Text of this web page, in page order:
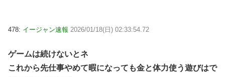
478: イージャン速報 2026/01/18(日) 02:33:54.72
ゲームは続けないとネ
これから先仕事やめて暇になっても金と体力使う遊びはで